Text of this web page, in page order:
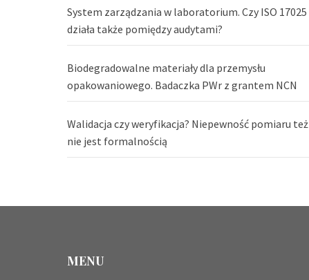
System zarządzania w laboratorium. Czy ISO 17025
działa także pomiędzy audytami?
Biodegradowalne materiały dla przemysłu
opakowaniowego. Badaczka PWr z grantem NCN
Walidacja czy weryfikacja? Niepewność pomiaru też
nie jest formalnością
MENU